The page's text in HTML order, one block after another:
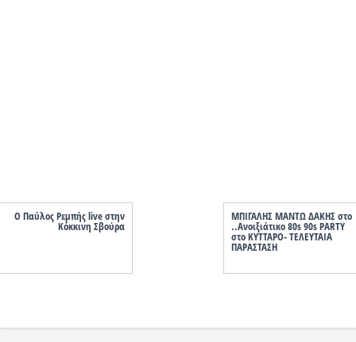
Ο Παύλος Ρεμπής live στην
Κόκκινη Σβούρα
ΜΠΙΓΑΛΗΣ ΜΑΝΤΩ ΔΑΚΗΣ στο
..Ανοιξιάτικο 80s 90s PARTY
στο ΚΥΤΤΑΡΟ- ΤΕΛΕΥΤΑΙΑ
ΠΑΡΑΣΤΑΣΗ